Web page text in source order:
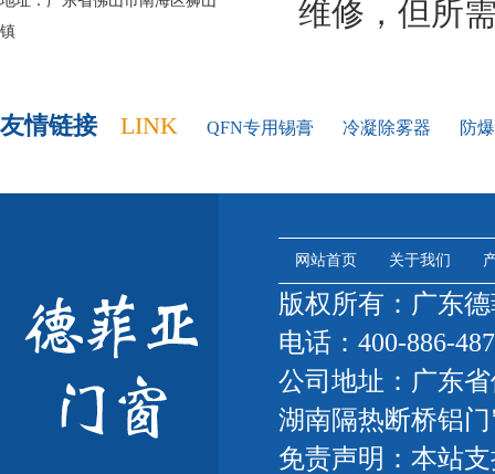
镇
维修，但所
友情链接 LINK QFN专用锡膏 冷凝除雾器 防
网站首页 关于我们
版权所有：广东
电话：400-886-
公司地址：广东
湖南隔热断桥铝
免责声明：本站